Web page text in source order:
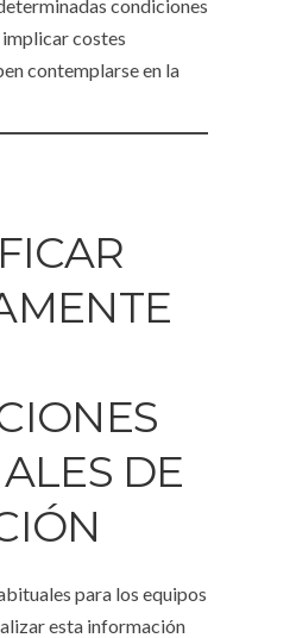
condiciones
costes
contemplarse en la
DE
para los equipos
esta información